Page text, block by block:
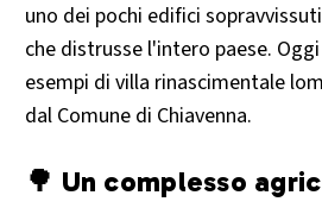
uno dei pochi edifici
che distrusse l'intero paese.
esempi di villa rinascimentale
dal Comune di Chiavenna.
🌳 Un complesso